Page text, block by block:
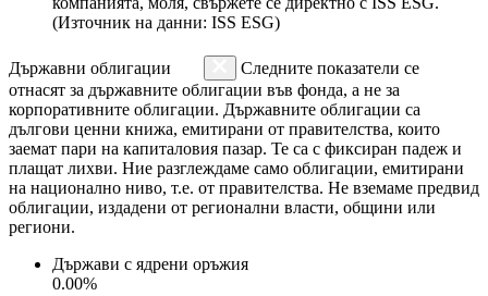
(Източник на данни: ISS ESG)
Държавни облигации
Следните показатели се
отнасят за държавните облигации във фонда, а не за
корпоративните облигации. Държавните облигации са
дългови ценни книжа, емитирани от правителства, които
заемат пари на капиталовия пазар. Те са с фиксиран падеж и
плащат лихви. Ние разглеждаме само облигации, емитирани
на национално ниво, т.е. от правителства. Не вземаме предвид
облигации, издадени от регионални власти, общини или
региони.
Държави с ядрени оръжия
0.00%